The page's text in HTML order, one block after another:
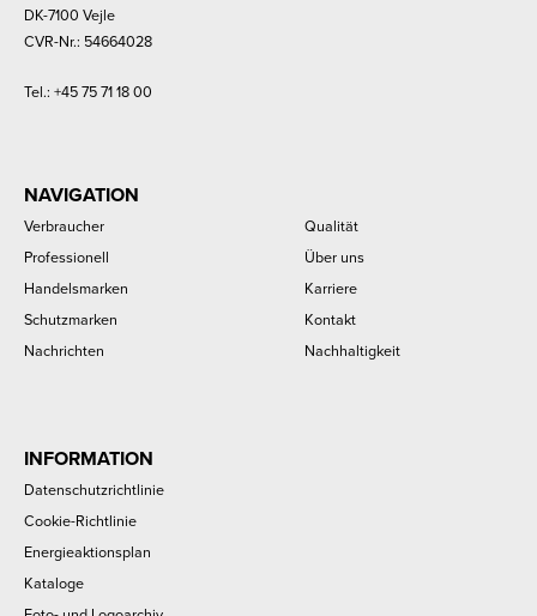
DK-7100 Vejle
CVR-Nr.: 54664028
Tel.: +45 75 71 18 00
NAVIGATION
Verbraucher
Professionell
Handelsmarken
Schutzmarken
Nachrichten
Qualität
Über uns
Karriere
Kontakt
Nachhaltigkeit
INFORMATION
Datenschutzrichtlinie
Cookie-Richtlinie
Energieaktionsplan
Kataloge